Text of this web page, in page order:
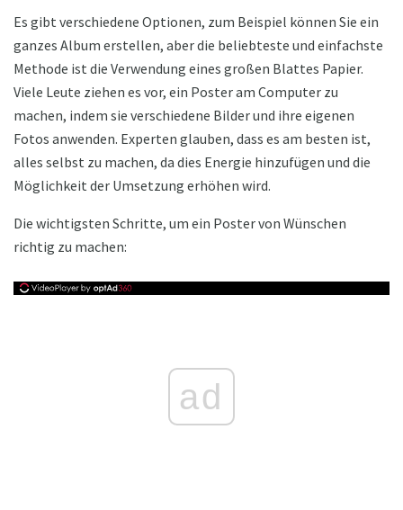
Es gibt verschiedene Optionen, zum Beispiel können Sie ein
ganzes Album erstellen, aber die beliebteste und einfachste
Methode ist die Verwendung eines großen Blattes Papier.
Viele Leute ziehen es vor, ein Poster am Computer zu
machen, indem sie verschiedene Bilder und ihre eigenen
Fotos anwenden. Experten glauben, dass es am besten ist,
alles selbst zu machen, da dies Energie hinzufügen und die
Möglichkeit der Umsetzung erhöhen wird.
Die wichtigsten Schritte, um ein Poster von Wünschen
richtig zu machen:
ad